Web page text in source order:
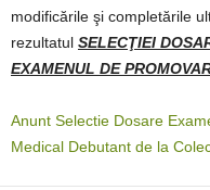
modificările şi completările
rezultatul SELECŢIEI
EXAMENUL DE
Anunt Selectie Dosare
Medical Debutant de la